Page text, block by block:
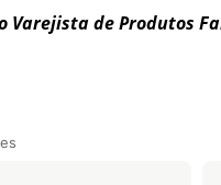
Varejista de Produtos